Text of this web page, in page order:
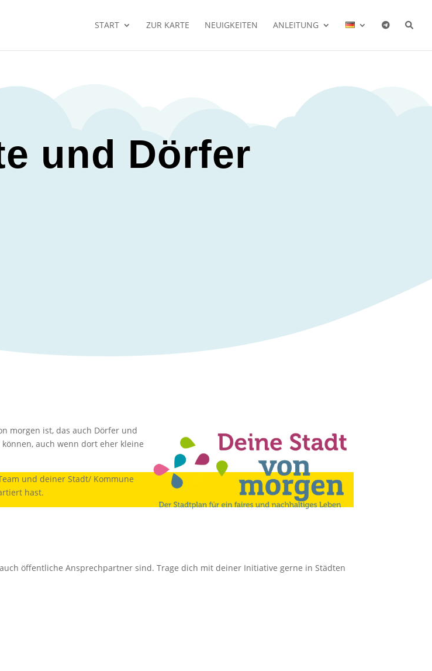
START ZUR KARTE NEUIGKEITEN ANLEITUNG
und Dörfer
morgen ist, das auch Dörfer und
auch wenn dort eher kleine
und deiner Stadt/ Kommune
hast.
öffentliche Ansprechpartner sind. Trage dich mit deiner Initiative gerne in Städten